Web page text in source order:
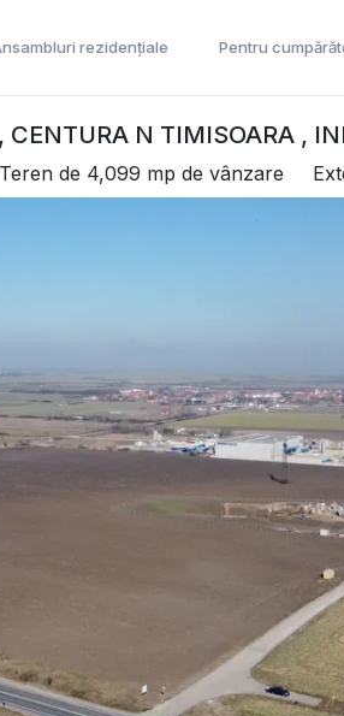
rezidențiale Pentru
N TIMISOARA ,
Teren de 4,099 mp de vânzare